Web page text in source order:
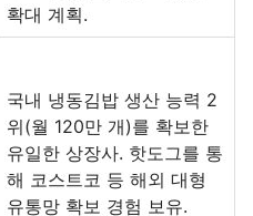
확대 계획.
국내 냉동김밥 생산 능력 2
위(월 120만 개)를 확보한
유일한 상장사. 핫도그를 통
해 코스트코 등 해외 대형
유통망 확보 경험 보유.